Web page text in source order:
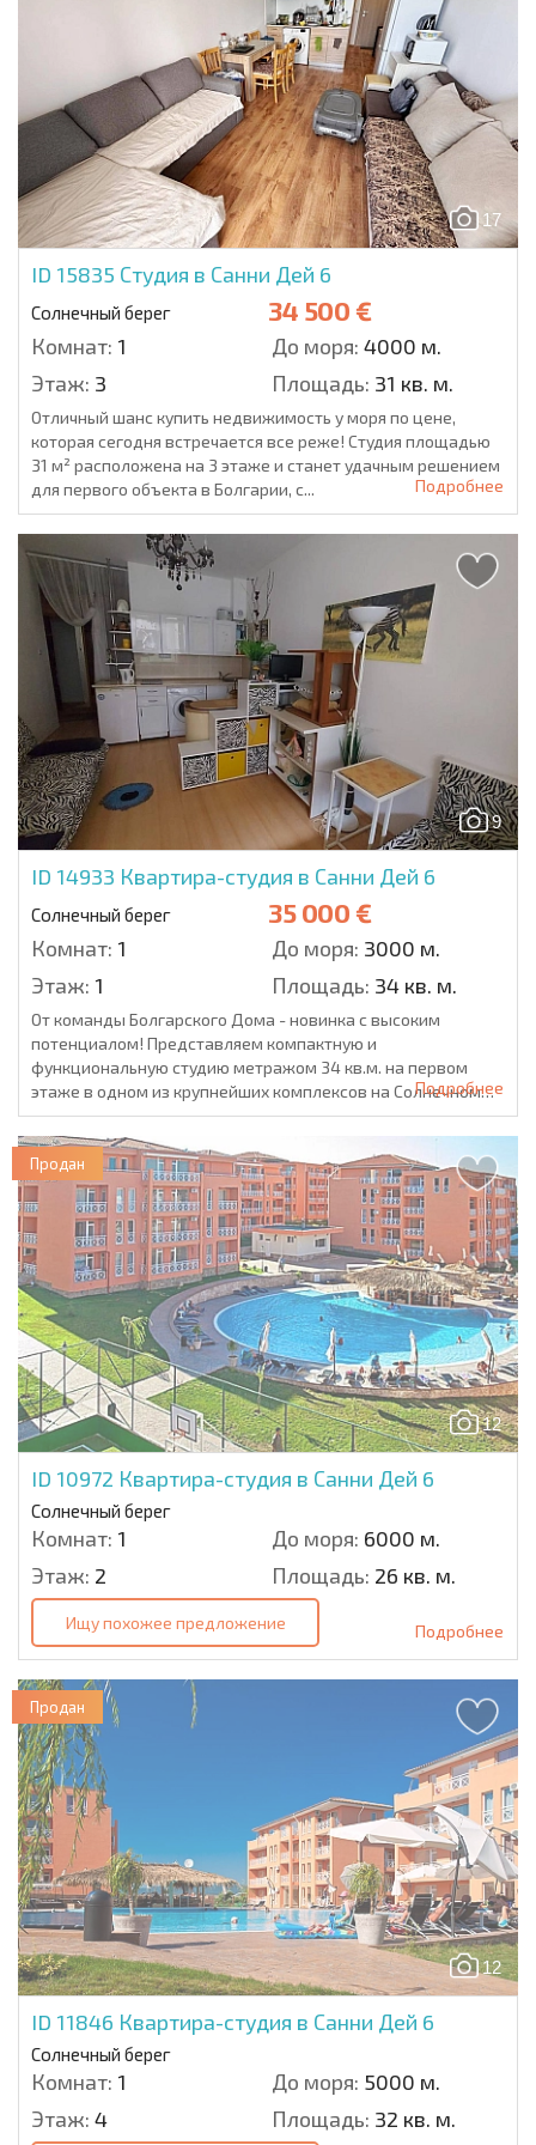
17
ID 15835 Студия в Санни Дей 6
Солнечный берег 34 500 €
Комнат: 1 До моря: 4000 м.
Этаж: 3 Площадь: 31 кв. м.
Отличный шанс купить недвижимость у моря по цене,
которая сегодня встречается все реже! Студия площадью
31 м² расположена на 3 этаже и станет удачным решением
для первого объекта в Болгарии, с...
Подробнее
9
ID 14933 Квартира-студия в Санни Дей 6
Солнечный берег 35 000 €
Комнат: 1 До моря: 3000 м.
Этаж: 1 Площадь: 34 кв. м.
От команды Болгарского Дома - новинка с высоким
потенциалом! Представляем компактную и
функциональную студию метражом 34 кв.м. на первом
этаже в одном из крупнейших комплексов на Солнечном
Бер...
Подробнее
12
ID 10972 Квартира-студия в Санни Дей 6
Солнечный берег
Комнат: 1 До моря: 6000 м.
Этаж: 2 Площадь: 26 кв. м.
Продан
Ищу похожее предложение Подробнее
12
ID 11846 Квартира-студия в Санни Дей 6
Солнечный берег
Комнат: 1 До моря: 5000 м.
Этаж: 4 Площадь: 32 кв. м.
Продан